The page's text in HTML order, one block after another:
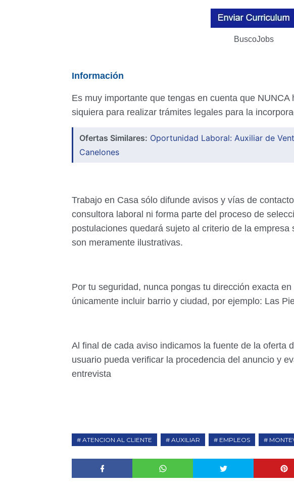
BuscoJobs
Información
Es muy importante que tengas en cuenta que NUNCA
siquiera para realizar trámites legales para la
Ofertas Similares: Oportunidad Laboral: Auxiliar de
Canelones
Trabajo en Casa sólo difunde avisos y vías de
consultora laboral ni forma parte del proceso de
postulaciones quedará sujeto al criterio de la
son meramente ilustrativas.
Por tu seguridad, nunca pongas tu dirección exacta
únicamente incluir barrio y ciudad, por ejemplo: Las
Al final de cada aviso indicamos la fuente de la oferta
usuario pueda verificar la procedencia del anuncio y
entrevista
ATENCION AL CLIENTE AUXILIAR EMPLEOS